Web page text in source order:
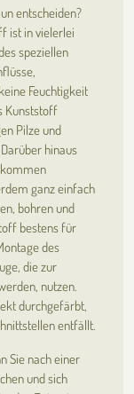
entscheiden?
ist in vielerlei
speziellen
Feuchtigkeit
Kunststoff
Pilze und
hinaus
ganz einfach
bohren und
bestens für
des
die zur
nutzen.
durchgefärbt,
entfällt.
Sie nach einer
und sich